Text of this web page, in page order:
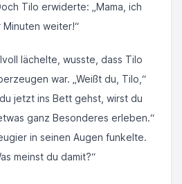
Tilo erwiderte: „Mama, ich
weiter!“
lächelte, wusste, dass Tilo
war. „Weißt du, Tilo,“
jetzt ins Bett gehst, wirst du
ganz Besonderes erleben.“
in seinen Augen funkelte.
meinst du damit?“